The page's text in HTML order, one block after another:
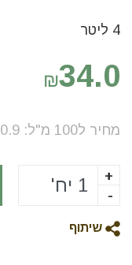
4 ליטר
₪34.0
מחיר ל100 מ"ל:
0.9
+
-
שיתוף